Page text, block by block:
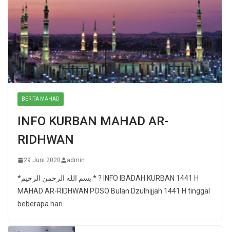
BERITA MAHAD
INFO KURBAN MAHAD AR-
RIDHWAN
29 Juni 2020 admin
*بسم الله الرحمن الرحيم.* ? INFO IBADAH KURBAN 1441 H
MAHAD AR-RIDHWAN POSO Bulan Dzulhijjah 1441 H tinggal
beberapa hari